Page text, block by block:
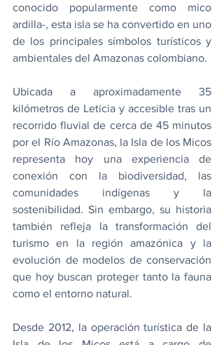
conocido popularmente como mico
ardilla-, esta isla se ha convertido en uno
de los principales símbolos turísticos y
ambientales del Amazonas colombiano.
Ubicada a aproximadamente 35
kilómetros de Leticia y accesible tras un
recorrido fluvial de cerca de 45 minutos
por el Río Amazonas, la Isla de los Micos
representa hoy una experiencia de
conexión con la biodiversidad, las
comunidades indígenas y la
sostenibilidad. Sin embargo, su historia
también refleja la transformación del
turismo en la región amazónica y la
evolución de modelos de conservación
que hoy buscan proteger tanto la fauna
como el entorno natural.
Desde 2012, la operación turística de la